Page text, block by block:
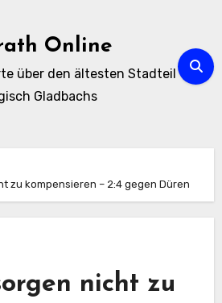
Online
über den ältesten Stadteil
Gladbachs
zu kompensieren – 2:4 gegen Düren
nicht zu